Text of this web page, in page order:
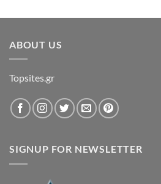
ABOUT US
Topsites.gr
SIGNUP FOR NEWSLETTER